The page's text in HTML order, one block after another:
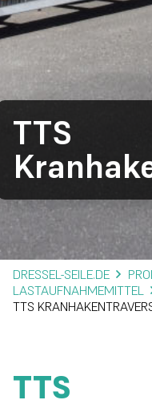
TTS
DRESSEL-SEILE.DE
LASTAUFNAHMEMITTEL
TTS
TTS